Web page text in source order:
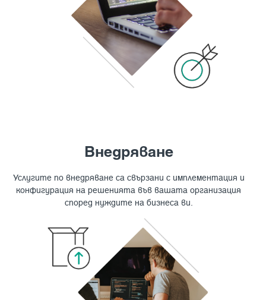
Внедряване
Услугите по внедряване са свързани с имплементация и
конфигурация на решенията във вашата организация
според нуждите на бизнеса ви.